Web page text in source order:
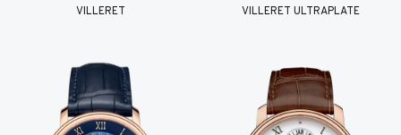
VILLERET VILLERET ULTRAPLATE